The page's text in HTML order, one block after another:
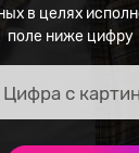
в целях
поле ниже цифру